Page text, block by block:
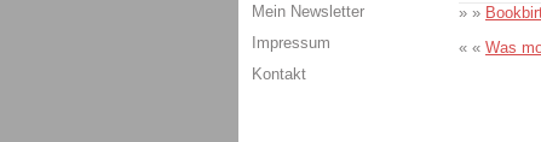
» »
« « Was
Mein Newsletter
Impressum
Kontakt